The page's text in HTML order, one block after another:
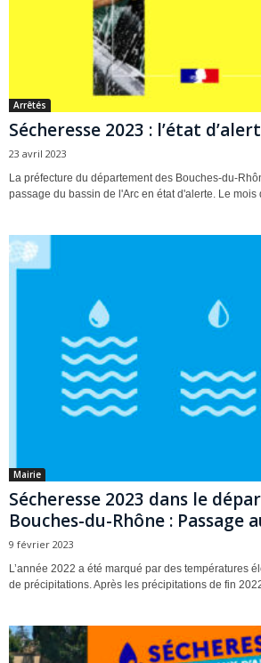
Arrêtés
Sécheresse 2023 : l’état
23 avril 2023
La préfecture du département des Bouches-du-
passage du bassin de l'Arc en état d'alerte. Le mois
Mairie
Sécheresse 2023 dans le
Bouches-du-Rhône : Passage
9 février 2023
L’année 2022 a été marqué par des températures
de précipitations. Après les précipitations de fin